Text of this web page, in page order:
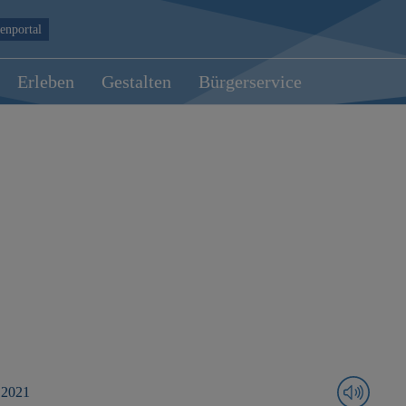
Erleben Gestalten Bürgerservice